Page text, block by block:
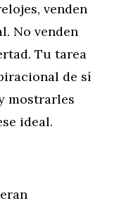
venden
No venden
Tu tarea
de sí
mostrarles
ideal.